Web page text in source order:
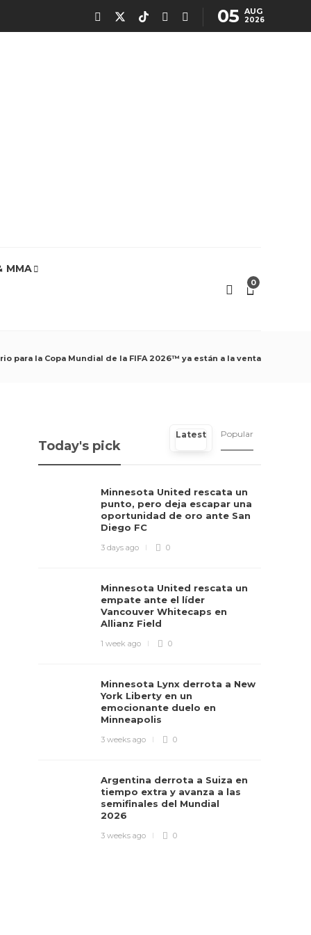
05 AUG
2026
MMA
0
para la Copa Mundial de la FIFA 2026™ ya están a la venta
Today's pick
Latest Popular
Minnesota United rescata un
punto, pero deja escapar una
oportunidad de oro ante San
Diego FC
3 days ago 0
Minnesota United rescata un
empate ante el líder
Vancouver Whitecaps en
Allianz Field
1 week ago 0
Minnesota Lynx derrota a New
York Liberty en un
emocionante duelo en
Minneapolis
3 weeks ago 0
Argentina derrota a Suiza en
tiempo extra y avanza a las
semifinales del Mundial
2026
3 weeks ago 0